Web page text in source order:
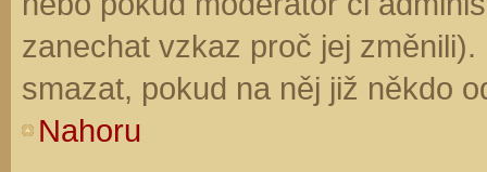
zanechat vzkaz proč jej
smazat, pokud na něj již někdo
Nahoru